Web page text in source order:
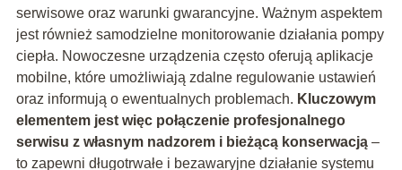
serwisowe oraz warunki gwarancyjne. Ważnym aspektem
jest również samodzielne monitorowanie działania pompy
ciepła. Nowoczesne urządzenia często oferują aplikacje
mobilne, które umożliwiają zdalne regulowanie ustawień
oraz informują o ewentualnych problemach. Kluczowym
elementem jest więc połączenie profesjonalnego
serwisu z własnym nadzorem i bieżącą konserwacją–
to zapewni długotrwałe i bezawaryjne działanie systemu